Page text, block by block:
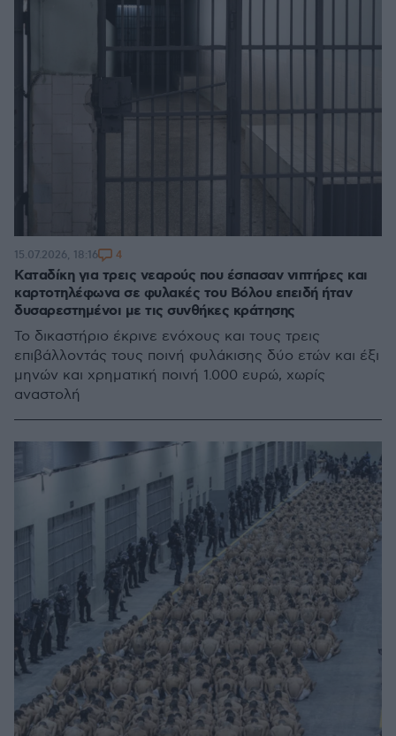
Καταδίκη για τρεις νεαρούς που έσπασαν νιπτήρες και
καρτοτηλέφωνα σε φυλακές του Βόλου επειδή ήταν
δυσαρεστημένοι με τις συνθήκες κράτησης
Το δικαστήριο έκρινε ενόχους και τους τρεις
επιβάλλοντάς τους ποινή φυλάκισης δύο ετών και έξι
μηνών και χρηματική ποινή 1.000 ευρώ, χωρίς
αναστολή
15.07.2026, 18:16 4